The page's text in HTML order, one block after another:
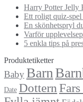
Harry Potter Jelly
Ett roligt quiz-spel
En skönhetspryl
Varför
5 enkla tips på
Produktetiketter
Baby Barn
Date Dottern